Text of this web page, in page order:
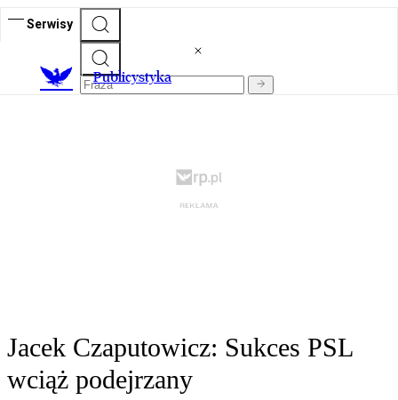
Serwisy
Publicystyka
Jacek Czaputowicz: Sukces PSL
wciąż podejrzany